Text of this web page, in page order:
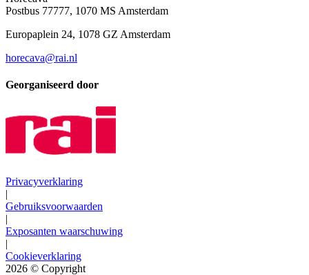
Postbus 77777, 1070 MS Amsterdam
Europaplein 24, 1078 GZ Amsterdam
horecava@rai.nl
Georganiseerd door
Privacyverklaring
|
Gebruiksvoorwaarden
|
Exposanten waarschuwing
|
Cookieverklaring
2026 © Copyright